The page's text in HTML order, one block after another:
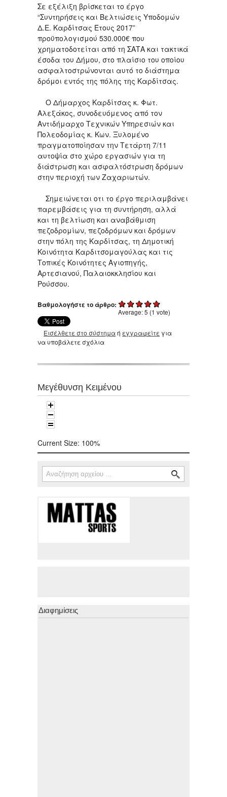
Σε εξέλιξη βρίσκεται το έργο
“Συντηρήσεις και Βελτιώσεις Υποδομών
Δ.Ε. Καρδίτσας Έτους 2017”
προϋπολογισμού 530.000€ που
χρηματοδοτείται από τη ΣΑΤΑ και τακτικά
έσοδα του Δήμου, στο πλαίσιο του οποίου
ασφαλτοστρώνονται αυτό το διάστημα
δρόμοι εντός της πόλης της Καρδίτσας.
Ο Δήμαρχος Καρδίτσας κ. Φωτ.
Αλεξάκος, συνοδευόμενος από τον
Αντιδήμαρχο Τεχνικών Υπηρεσιών και
Πολεοδομίας κ. Κων. Ξυλομένο
πραγματοποίησαν την Τετάρτη 7/11
αυτοψία στο χώρο εργασιών για τη
διάστρωση και ασφαλτόστρωση δρόμων
στην περιοχή των Ζαχαριωτών.
Σημειώνεται οτι το έργο περιλαμβάνει
παρεμβάσεις για τη συντήρηση, αλλά
και τη βελτίωση και αναβάθμιση
πεζοδρομίων, πεζοδρόμων και δρόμων
στην πόλη της Καρδίτσας, τη Δημοτική
Κοινότητα Καρδιτσομαγούλας και τις
Τοπικές Κοινότητες Αγιοπηγής,
Αρτεσιανού, Παλαιοκκλησίου και
Ρούσσου.
Βαθμολογήστε το άρθρο:
Average:5 (1 vote)
Εισέλθετε στο σύστημαή εγγραφείτε για
να υποβάλετε σχόλια
Μεγέθυνση Κειμένου
Current Size: 100%
Φόρμα αναζήτησης
Αναζήτηση
Διαφημίσεις